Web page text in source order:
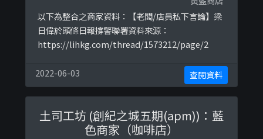
以下為整合之商家資料：【老闆/店員私下言論】梁
日偉於頭條日報撐警聯署資料來源：
https://lihkg.com/thread/1573212/page/2
2022-06-03 查閱資料
土司工坊 (創紀之城五期(apm))：藍
色商家（咖啡店）